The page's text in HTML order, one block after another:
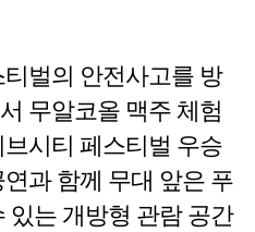
벌의 안전사고를 방
무알코올 맥주 체험
시티 페스티벌 우승
과 함께 무대 앞은 푸
있는 개방형 관람 공간